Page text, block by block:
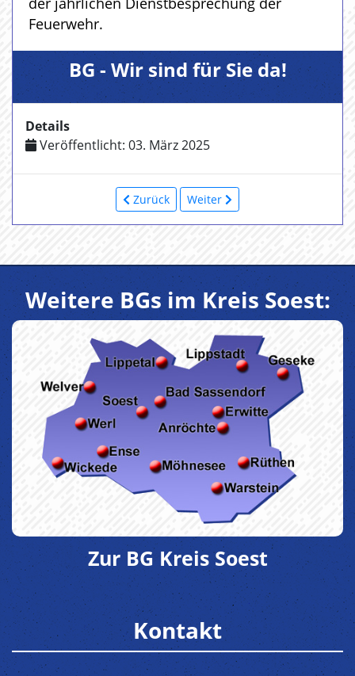
Feuerwehr.
BG - Wir sind für Sie da!
Details
Veröffentlicht: 03. März 2025
Zurück Weiter
Weitere BGs im Kreis Soest:
Zur BG Kreis Soest
Kontakt